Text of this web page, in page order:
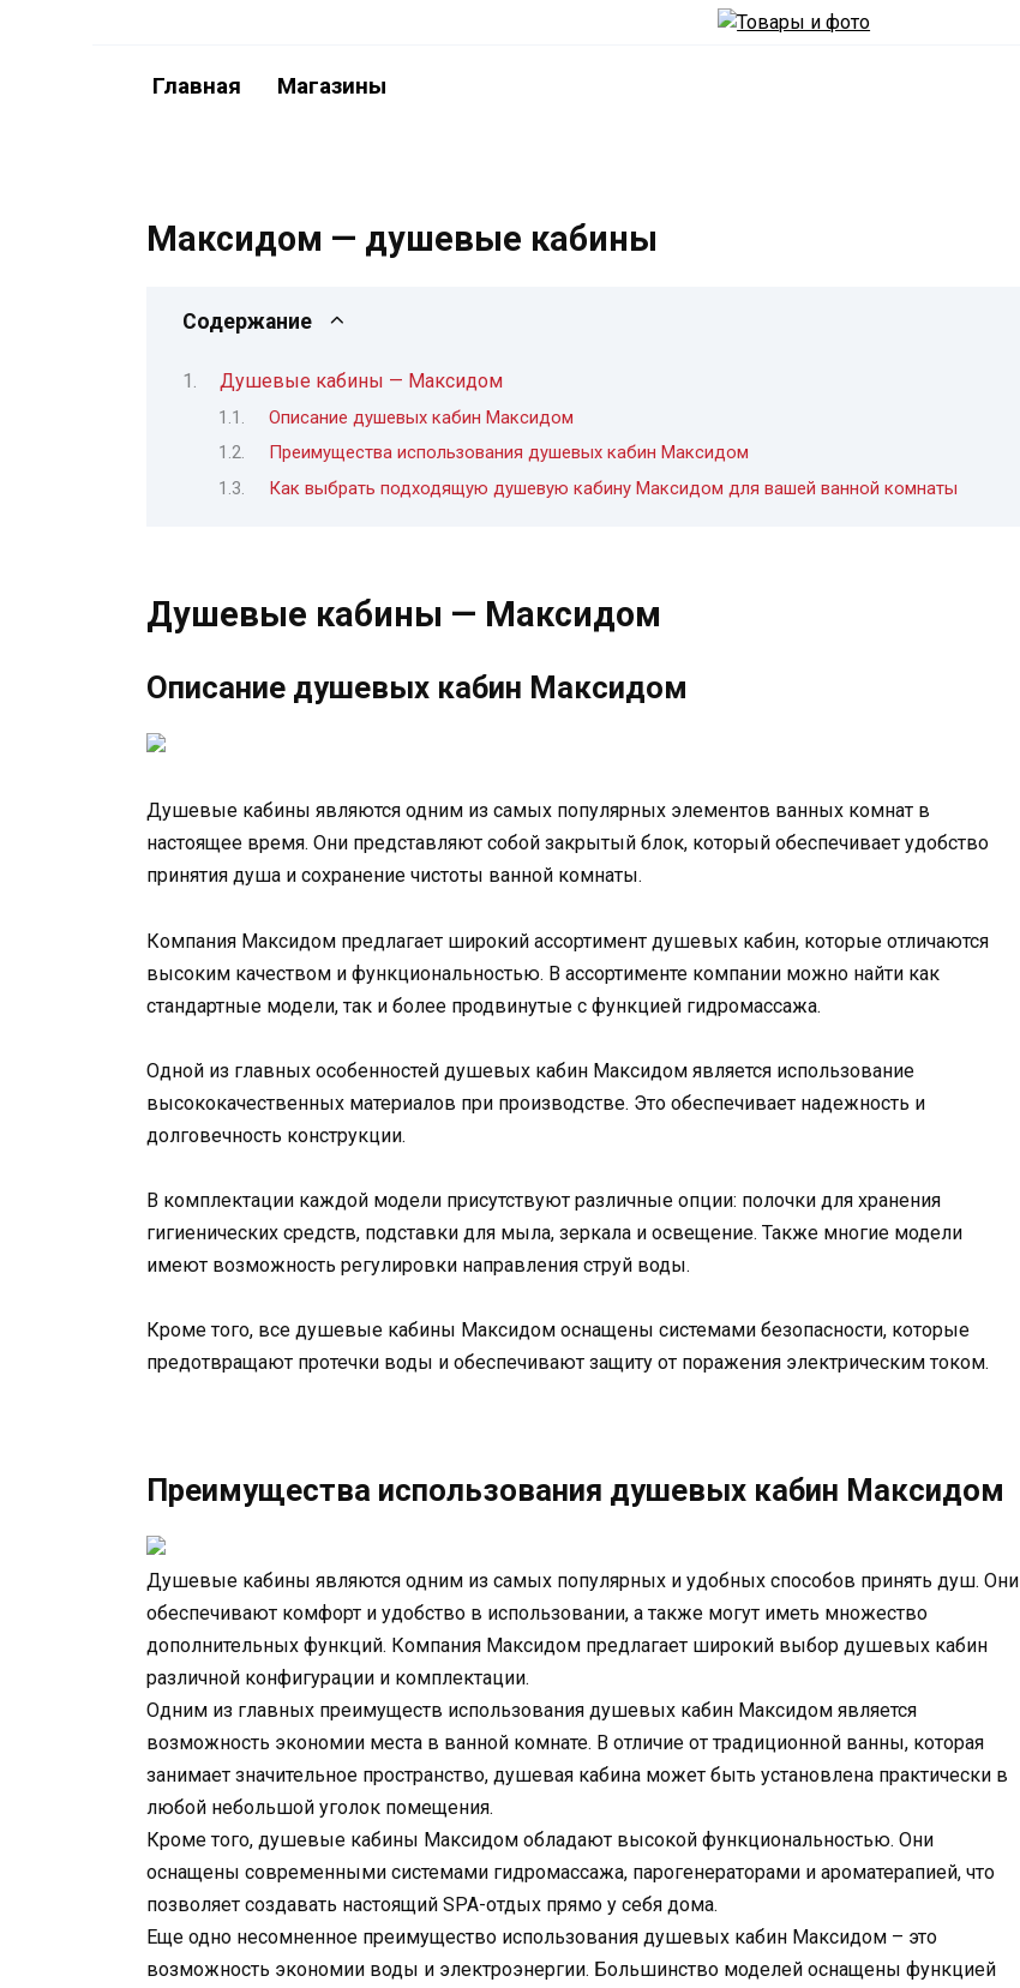
Главная Магазины
Максидом — душевые кабины
Содержание
Душевые кабины — Максидом
Описание душевых кабин Максидом
Преимущества использования душевых кабин Максидом
Как выбрать подходящую душевую кабину Максидом для вашей ванной комнаты
Душевые кабины — Максидом
Описание душевых кабин Максидом
Душевые кабины являются одним из самых популярных элементов ванных комнат в
настоящее время. Они представляют собой закрытый блок, который обеспечивает удобство
принятия душа и сохранение чистоты ванной комнаты.
Компания Максидом предлагает широкий ассортимент душевых кабин, которые отличаются
высоким качеством и функциональностью. В ассортименте компании можно найти как
стандартные модели, так и более продвинутые с функцией гидромассажа.
Одной из главных особенностей душевых кабин Максидом является использование
высококачественных материалов при производстве. Это обеспечивает надежность и
долговечность конструкции.
В комплектации каждой модели присутствуют различные опции: полочки для хранения
гигиенических средств, подставки для мыла, зеркала и освещение. Также многие модели
имеют возможность регулировки направления струй воды.
Кроме того, все душевые кабины Максидом оснащены системами безопасности, которые
предотвращают протечки воды и обеспечивают защиту от поражения электрическим током.
Преимущества использования душевых кабин Максидом
Душевые кабины являются одним из самых популярных и удобных способов принять душ. Они
обеспечивают комфорт и удобство в использовании, а также могут иметь множество
дополнительных функций. Компания Максидом предлагает широкий выбор душевых кабин
различной конфигурации и комплектации.
Одним из главных преимуществ использования душевых кабин Максидом является
возможность экономии места в ванной комнате. В отличие от традиционной ванны, которая
занимает значительное пространство, душевая кабина может быть установлена практически в
любой небольшой уголок помещения.
Кроме того, душевые кабины Максидом обладают высокой функциональностью. Они
оснащены современными системами гидромассажа, парогенераторами и ароматерапией, что
позволяет создавать настоящий SPA-отдых прямо у себя дома.
Еще одно несомненное преимущество использования душевых кабин Максидом – это
возможность экономии воды и электроэнергии. Большинство моделей оснащены функцией